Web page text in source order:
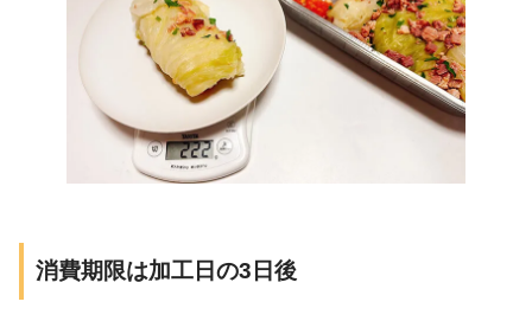
消費期限は加工日の3日後